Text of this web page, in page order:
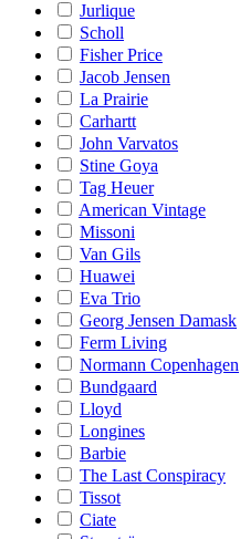
Jurlique
Scholl
Fisher Price
Jacob Jensen
La Prairie
Carhartt
John Varvatos
Stine Goya
Tag Heuer
American Vintage
Missoni
Van Gils
Huawei
Eva Trio
Georg Jensen Damask
Ferm Living
Normann Copenhagen
Bundgaard
Lloyd
Longines
Barbie
The Last Conspiracy
Tissot
Ciate